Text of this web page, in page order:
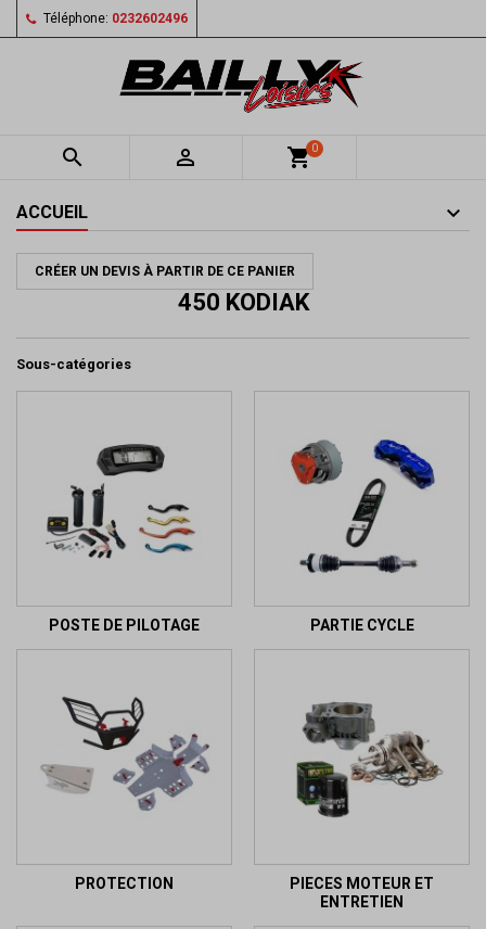
Téléphone: 0232602496
  shopping_cart0
ACCUEIL
CRÉER UN DEVIS À PARTIR DE CE PANIER
450 KODIAK
Sous-catégories
POSTE DE PILOTAGE PARTIE CYCLE
PROTECTION
PIECES MOTEUR ET
ENTRETIEN